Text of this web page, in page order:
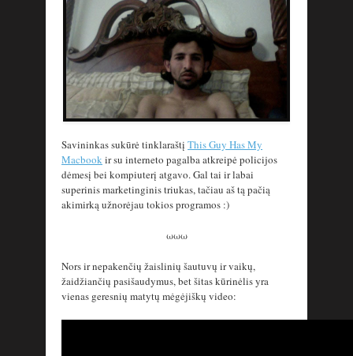
Savininkas sukūrė tinklaraštį This Guy Has My
Macbookir su interneto pagalba atkreipė policijos
dėmesį bei kompiuterį atgavo. Gal tai ir labai
superinis marketinginis triukas, tačiau aš tą pačią
akimirką užnorėjau tokios programos :)
ωωω
Nors ir nepakenčių žaislinių šautuvų ir vaikų,
žaidžiančių pasišaudymus, bet šitas kūrinėlis yra
vienas geresnių matytų mėgėjiškų video: